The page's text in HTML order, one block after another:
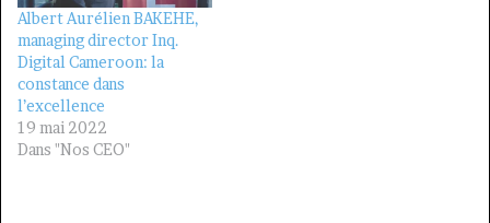
Albert Aurélien BAKEHE,
managing director Inq.
Digital Cameroon: la
constance dans
l’excellence
19 mai 2022
Dans "Nos CEO"